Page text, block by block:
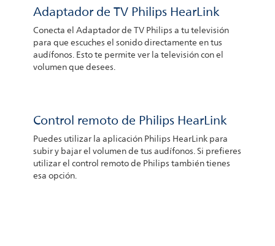
puedes utilizar Philips AudioClip para realizar
llamadas con manos libres a través de tu smartphone
iPhone® o Android™
Adaptador de TV Philips HearLink
Conecta el Adaptador de TV Philips a tu televisión
para que escuches el sonido directamente en tus
audífonos. Esto te permite ver la televisión con el
volumen que desees.
Control remoto de Philips HearLink
Puedes utilizar la aplicación Philips HearLink para
subir y bajar el volumen de tus audífonos. Si prefieres
utilizar el control remoto de Philips también tienes
esa opción.